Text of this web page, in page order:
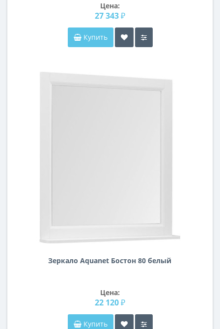
Цена:
27 343 ₽
Купить
Зеркало Aquanet Бостон 80 белый
Цена:
22 120 ₽
Купить